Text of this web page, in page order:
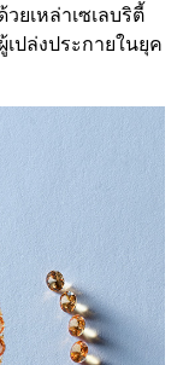
ยเหล่าเซเลบริตี้
ปล่งประกายในยุค